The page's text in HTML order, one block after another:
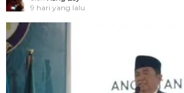
9 hari yang lalu